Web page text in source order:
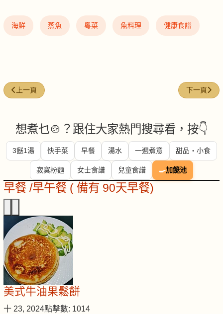
海鮮 蒸魚 粵菜 魚料理 健康食譜
上一篇文章: 陳皮蒸泥鯭魚
上一頁 下一篇文章
下一頁
想煮乜🍲？跟住大家熱門搜尋看，按👇
3餸1湯 快手菜 早餐 湯水 一週煮意 甜品・小食
寂寞粉麵 女士食譜 兒童食譜 🍳加餸池
早餐 /早午餐 ( 備有 90天早餐)
美式牛油果鬆餅
十 23, 2024點擊數: 1014